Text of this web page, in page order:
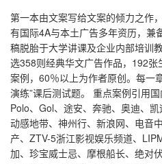
第一本由文案写给文案的倾力之作
有国际4A与本土广告多年资历，兼
稿脱胎于大学讲课及企业内部培训
选358则经典华文广告作品，192
案例，60％以上为作者原创。每一
演练”课后测试题。 重点案例引用
Polo、Gol、途安、奔驰、奥迪、凯
动感地带、神州行、新浪网、电音
产、ZTV-5浙江影视娱乐频道、
加、珍宝威士忌、摩根船长、绝对